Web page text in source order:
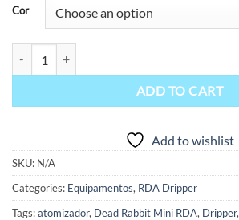
Cor
ADD TO CART
Add to wishlist
SKU: N/A
Categories: Equipamentos, RDA Dripper
Tags:atomizador, Dead Rabbit Mini RDA, Dripper,